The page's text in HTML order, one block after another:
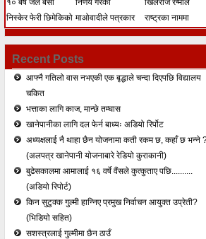
१० बर्ष जेल बसी
निस्केर फेरी छिमेकिको
निर्णय गरेको
माओवादीले पत्रकार
खिलराज रेग्मीले
राष्ट्रका नाममा
Recent Posts
आफ्नै गतिलो वास नभएकी एक बृद्धाले चन्दा दिएपछि विद्यालय
चकित
भत्ताका लागि काज, मान्छे तम्घास
खानेपानीका लागि दल फेर्न बाध्यः अडियो रिर्पोट
अध्यक्षलाई नै थाहा छैन योजनामा कती रकम छ, कहाँ छ भन्ने
(अलपत्र खानेपानी योजनाबारे रेडियो कुराकानी)
बुढेसकालमा आमालाई १६ वर्षे वैंसले कुत्कुताए पछि..........
(अडियो रिपोर्ट)
किन सुटुक्क गुल्मी हान्निए प्रमुख निर्वाचन आयुक्त उप्रेती?
(भिडियो सहित)
सशस्त्रलाई गुल्मीमा छैन ठाउँ